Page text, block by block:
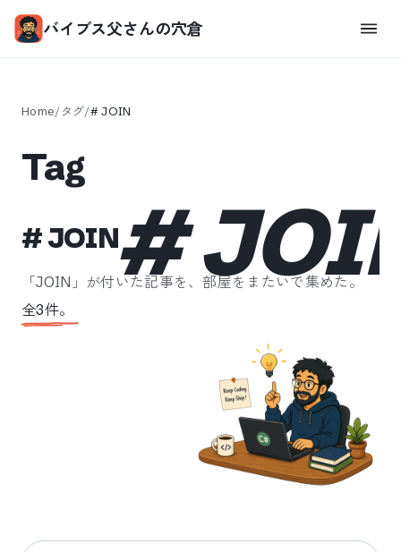
バイブス父さんの穴倉
Home/タグ/#JOIN
#
Tag
#JOIN
「JOIN 」が付いた記事を、部屋をまたいで集めた。
全3件。